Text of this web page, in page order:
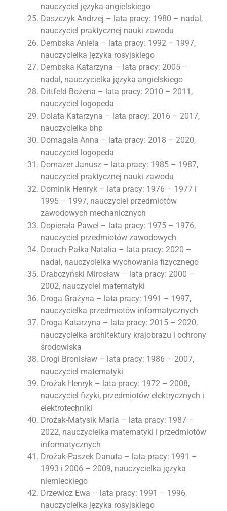
nauczyciel języka angielskiego
Daszczyk Andrzej – lata pracy: 1980 – nadal,
nauczyciel praktycznej nauki zawodu
Dembska Aniela – lata pracy: 1992 – 1997,
nauczycielka języka rosyjskiego
Dembska Katarzyna – lata pracy: 2005 –
nadal, nauczycielka języka angielskiego
Dittfeld Bożena – lata pracy: 2010 – 2011,
nauczyciel logopeda
Dolata Katarzyna – lata pracy: 2016 – 2017,
nauczycielka bhp
Domagała Anna – lata pracy: 2018 – 2020,
nauczyciel logopeda
Domazer Janusz – lata pracy: 1985 – 1987,
nauczyciel praktycznej nauki zawodu
Dominik Henryk – lata pracy: 1976 – 1977 i
1995 – 1997, nauczyciel przedmiotów
zawodowych mechanicznych
Dopierała Paweł – lata pracy: 1975 – 1976,
nauczyciel przedmiotów zawodowych
Doruch-Pałka Natalia – lata pracy: 2020 –
nadal, nauczycielka wychowania fizycznego
Drabczyński Mirosław – lata pracy: 2000 –
2002, nauczyciel matematyki
Droga Grażyna – lata pracy: 1991 – 1997,
nauczycielka przedmiotów informatycznych
Droga Katarzyna – lata pracy: 2015 – 2020,
nauczycielka architektury krajobrazu i ochrony
środowiska
Drogi Bronisław – lata pracy: 1986 – 2007,
nauczyciel matematyki
Drożak Henryk – lata pracy: 1972 – 2008,
nauczyciel fizyki, przedmiotów elektrycznych i
elektrotechniki
Drożak-Matysik Maria – lata pracy: 1987 –
2022, nauczycielka matematyki i przedmiotów
informatycznych
Drożak-Paszek Danuta – lata pracy: 1991 –
1993 i 2006 – 2009, nauczycielka języka
niemieckiego
Drzewicz Ewa – lata pracy: 1991 – 1996,
nauczycielka języka rosyjskiego